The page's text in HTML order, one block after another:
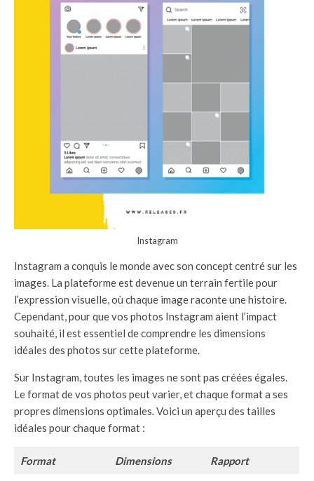
Instagram
Instagram a conquis le monde avec son concept centré sur les
images. La plateforme est devenue un terrain fertile pour
l’expression visuelle, où chaque image raconte une histoire.
Cependant, pour que vos photos Instagram aient l’impact
souhaité, il est essentiel de comprendre les dimensions
idéales des photos sur cette plateforme.
Sur Instagram, toutes les images ne sont pas créées égales.
Le format de vos photos peut varier, et chaque format a ses
propres dimensions optimales. Voici un aperçu des tailles
idéales pour chaque format :
Format Dimensions Rapport